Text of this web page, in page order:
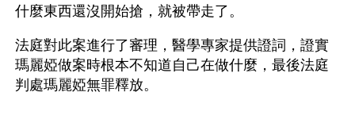
什麼東西還沒開始搶，就被帶走了。
法庭對此案進行了審理，醫學專家提供證詞，證實
瑪麗婭做案時根本不知道自己在做什麼，最後法庭
判處瑪麗婭無罪釋放。